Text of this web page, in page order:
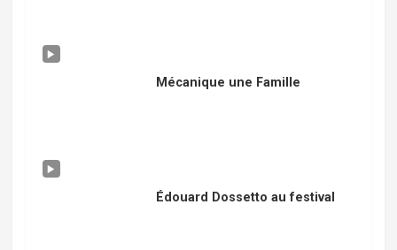
Mécanique une Famille
Édouard Dossetto au festival